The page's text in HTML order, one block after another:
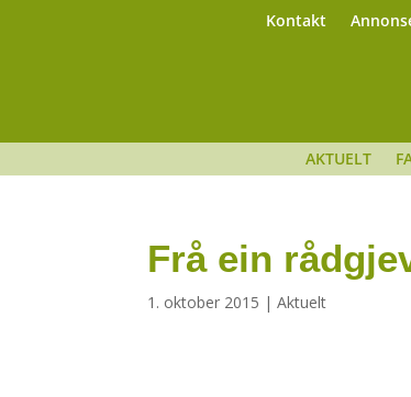
Kontakt
AKTUELT
Frå ein
1. oktober 2015 |Aktuelt